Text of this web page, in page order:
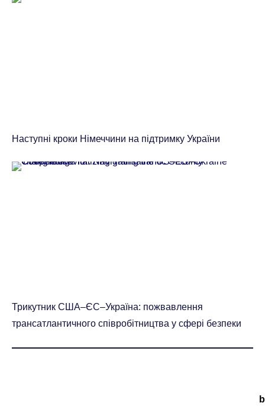
Наступні кроки Німеччини на підтримку України
Трикутник США–ЄС–Україна: пожвавлення
трансатлантичного співробітництва у сфері безпеки
b